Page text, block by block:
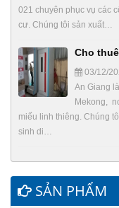
021 chuyên phục vụ các
cư. Chúng tôi sản xuất…
Cho
03/12/
An Giang
Mekong,
miếu linh thiêng. Chúng
sinh di…
SẢN PHẨM